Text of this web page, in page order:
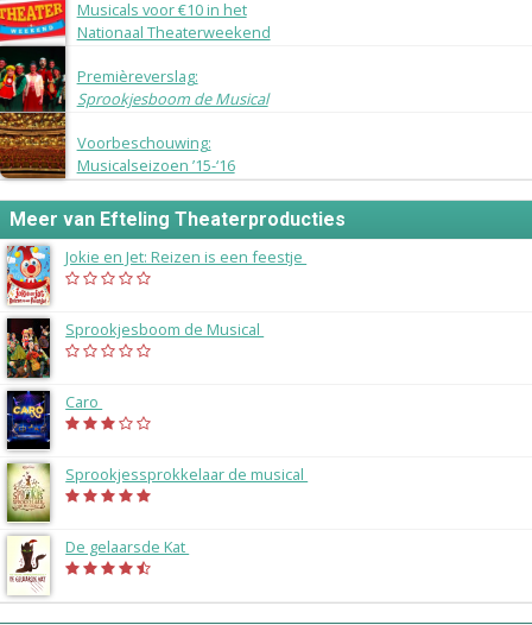
Musicals voor €10 in het
Nationaal Theaterweekend
Premièreverslag:
Sprookjesboom de Musical
Voorbeschouwing:
Musicalseizoen ’15-‘16
Meer van Efteling Theaterproducties
Jokie en Jet: Reizen is een feestje
Sprookjesboom de Musical
Caro
Sprookjessprokkelaar de musical
De gelaarsde Kat